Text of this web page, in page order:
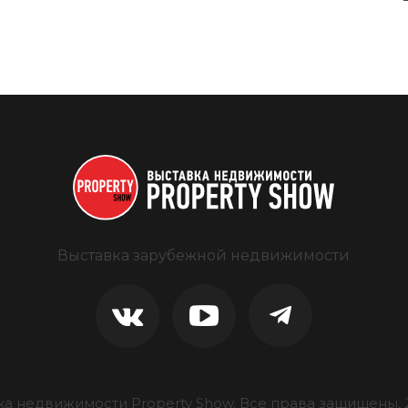
Выставка зарубежной недвижимости
недвижимости Property Show. Все права защищены,